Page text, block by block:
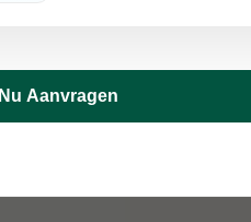
Nu Aanvragen